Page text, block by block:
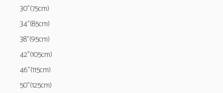
30"(75cm)
34"(85cm)
38"(95cm)
42"(105cm)
46"(115cm)
50"(125cm)